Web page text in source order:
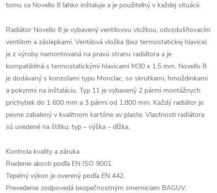
tomu sa Novello 8 ľahko inštaluje a je použiteľný v každej situácii.
Radiátor Novello 8 je vybavený ventilovou vložkou, odvzdušňovacím
ventilom a záslepkami. Ventilová vložka (bez termostatickej hlavice)
je z výroby namontovaná na pravú stranu radiátora a je
kompatibilná s termostatickými hlavicami M30 x 1,5 mm. Novello 8
je dodávaný s konzolami typu Monclac, so skrutkami, hmoždinkami
a pokynmi na inštaláciu. Typ 11 je vybavený 2 pármi montážnych
príchytiek do 1 600 mm a 3 pármi od 1.800 mm. Každý radiátor je
pevne zabalený v kvalitnom kartóne av plaste. Vlastnosti radiátora
sú uvedené na štítku: typ – výška – dĺžka.
Kontrola kvality a záruka
Riadenie akosti podľa EN ISO 9001.
Tepelný výkon je overený podľa EN 442.
Prevedenie zodpovedá bezpečnostným smerniciam BAGUV.